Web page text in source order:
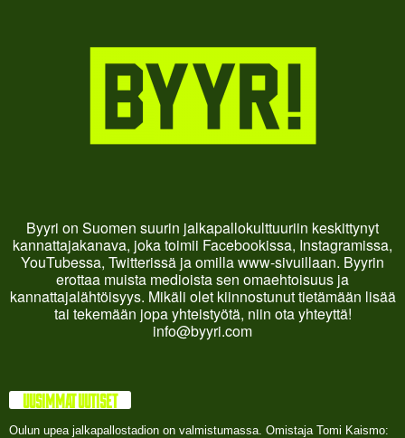
Byyri on Suomen suurin jalkapallokulttuuriin keskittynyt
kannattajakanava, joka toimii Facebookissa, Instagramissa,
YouTubessa, Twitterissä ja omilla www-sivuillaan. Byyrin
erottaa muista medioista sen omaehtoisuus ja
kannattajalähtöisyys. Mikäli olet kiinnostunut tietämään lisää
tai tekemään jopa yhteistyötä, niin ota yhteyttä!
info@byyri.com
UUSIMMAT UUTISET
Oulun upea jalkapallostadion on valmistumassa. Omistaja Tomi Kaismo: